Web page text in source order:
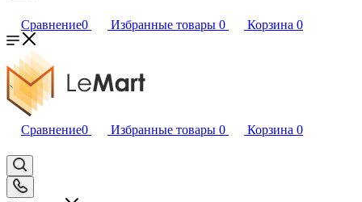
Сравнение0 Избранные товары 0 Корзина 0
Сравнение0 Избранные товары 0 Корзина 0